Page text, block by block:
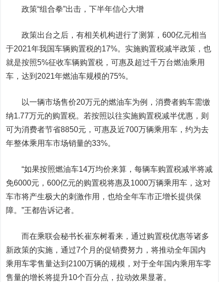
政策“组合拳”出击，下半年信心大增
政策出台之后，有相关机构进行了测算，600亿元相当
于2021年我国车辆购置税的17%。实施购置税减半政策，也
就是按照5%征收车辆购置税，可惠及超过千万台燃油乘用
车，达到2021年燃油车规模的75%。
以一辆市场售价20万元的燃油车为例，消费者购车需缴
纳1.77万元的购置税。若按照以往实施购置税减半优惠，则
可为消费者节省8850元，可惠及近700万辆乘用车，约为去
年整体乘用车市场销量的33%。
“如果按照燃油车14万均价来算，每辆车购置税减半将减
免6000元，600亿元的购置税将惠及1000万辆乘用车，这对
车市将产生极大的刺激作用，也给全年车市正增长提供保
障。”王都告诉记者。
而在乘联会秘书长崔东树看来，通过购置税优惠等诸多
新政策的实施，通过7个月的促销费努力，将推动全年国内
乘用车零售量达到2100万辆的规模，对于全年国内乘用车零
售量的增长将提升10个百分点，拉动效果显著。